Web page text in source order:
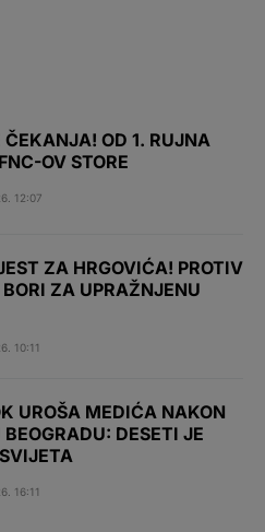
ČEKANJA! OD 1. RUJNA
OV STORE
12:07
ZA HRGOVIĆA! PROTIV
ZA UPRAŽNJENU
10:11
UROŠA MEDIĆA NAKON
BEOGRADU: DESETI JE
16:11